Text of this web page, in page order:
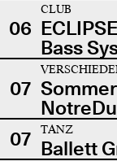
06
CLUB
Bass
07
07
TANZ
Ballett